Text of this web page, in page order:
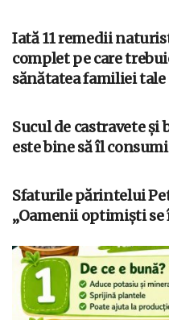
Iată 11 remedii
complet pe care
sănătatea familiei tale
Sucul de castravete și
este bine să îl
Sfaturile părintelui
„Oamenii optimiști se